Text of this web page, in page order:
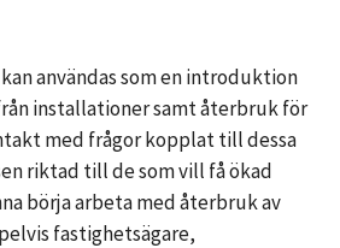
användas som en introduktion
installationer samt återbruk för
med frågor kopplat till dessa
riktad till de som vill få ökad
börja arbeta med återbruk av
fastighetsägare,